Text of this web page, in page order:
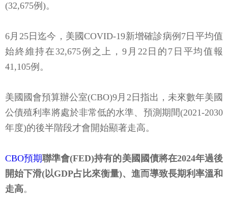
(32,675例)。
6月25日迄今，美國COVID-19新增確診病例7日平均值
始終維持在32,675例之上，9月22日的7日平均值報
41,105例。
美國國會預算辦公室(CBO)9月2日指出，未來數年美國
公債殖利率將處於非常低的水準、預測期間(2021-2030
年度)的後半階段才會開始顯著走高。
CBO預期聯準會(FED)持有的美國國債將在2024年過後
開始下滑(以GDP占比來衡量)、進而導致長期利率溫和
走高。